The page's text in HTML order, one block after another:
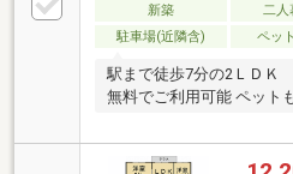
新築 二人
駐車場(近隣含)
ペッ
駅まで徒歩7分の2ＬＤＫ
無料でご利用可能 ペット